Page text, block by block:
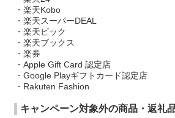
・楽天Kobo
・楽天スーパーDEAL
・楽天ビック
・楽天ブックス
・楽券
・Apple Gift Card 認定店
・Google Playギフトカード認定店
・Rakuten Fashion
キャンペーン対象外の商品・返礼